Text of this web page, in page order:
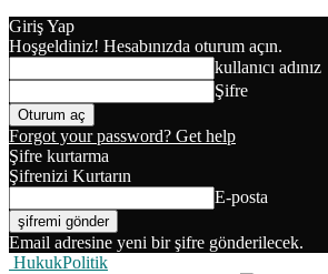
Giriş Yap
Hoşgeldiniz! Hesabınızda oturum açın.
kullanıcı adınız
Şifre
Forgot your password? Get help
Şifre kurtarma
Şifrenizi Kurtarın
E-posta
Email adresine yeni bir şifre gönderilecek.
HukukPolitik